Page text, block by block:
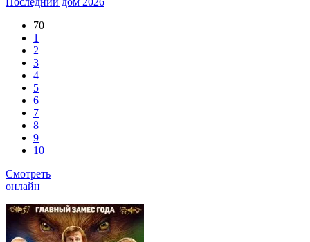
70
1
2
3
4
5
6
7
8
9
10
Смотреть
онлайн